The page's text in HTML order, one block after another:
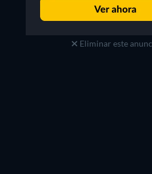
Eliminar este